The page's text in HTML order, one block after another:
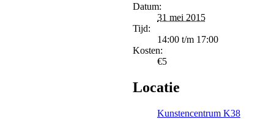
Datum:
31 mei 2015
Tijd:
14:00 t/m 17:00
Kosten:
€5
Locatie
Kunstencentrum K38